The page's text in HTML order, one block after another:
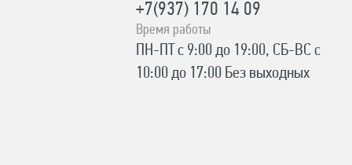
+7(937) 170 14 09
Время работы
ПН-ПТ с 9:00 до 19:00, СБ-ВС с
10:00 до 17:00 Без выходных